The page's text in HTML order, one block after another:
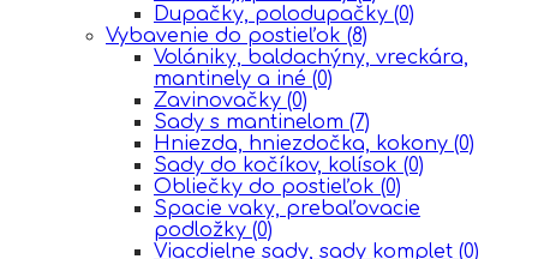
Dupačky, polodupačky (0)
Vybavenie do postieľok (8)
Volániky, baldachýny, vreckára,
mantinely a iné (0)
Zavinovačky (0)
Sady s mantinelom (7)
Hniezda, hniezdočka, kokony (0)
Sady do kočíkov, kolísok (0)
Obliečky do postieľok (0)
Spacie vaky, prebaľovacie
podložky (0)
Viacdielne sady, sady komplet (0)